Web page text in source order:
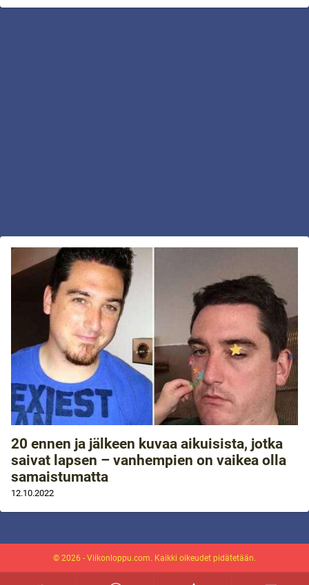
20 ennen ja jälkeen kuvaa aikuisista, jotka
saivat lapsen – vanhempien on vaikea olla
samaistumatta
12.10.2022
© 2026 - Viikonloppu.com. Kaikki oikeudet pidätetään.